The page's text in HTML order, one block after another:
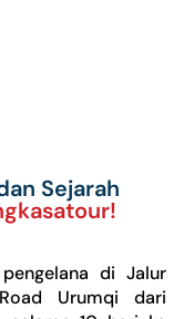
Sejarah
di Jalur
Urumqi dari